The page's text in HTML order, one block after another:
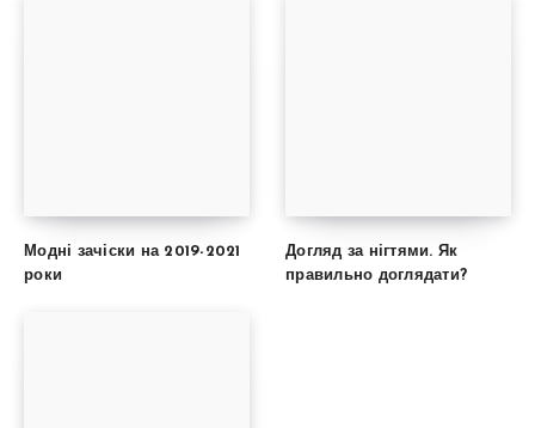
Модні зачіски на 2019-2021
роки
Догляд за нігтями. Як
правильно доглядати?